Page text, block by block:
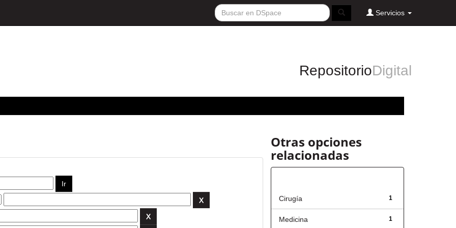
Servicios
RepositorioDigital
Otras opciones
relacionadas
1
Cirugía
1
Medicina